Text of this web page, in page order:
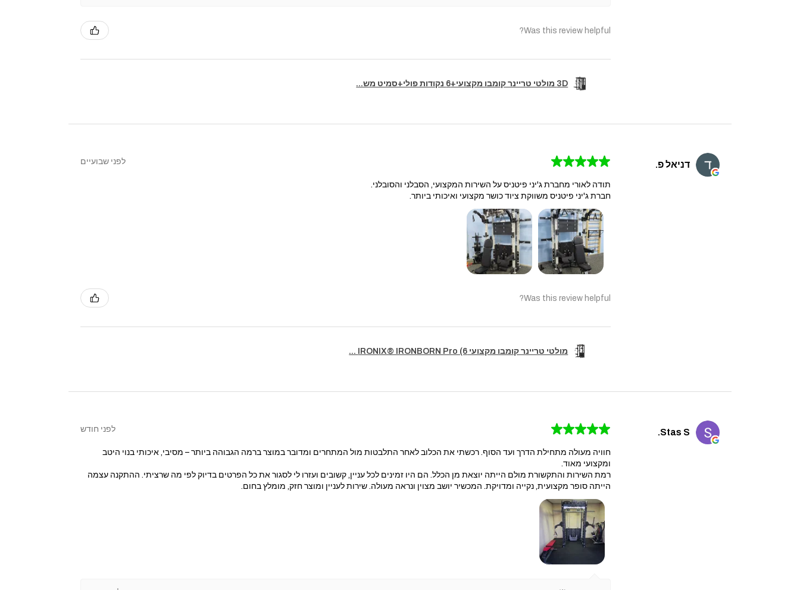
Was this review helpful?
3D מולטי טריינר קומבו מקצועי+6 נקודות פולי+סמיט מש...
דניאל פ. ★
★
★
★
★ לפני שבועיים
תודה לאורי מחברת ג'יני פיטניס על השירות המקצועי, הסבלני והסובלני.
חברת ג'יני פיטניס משווקת ציוד כושר מקצועי ואיכותי ביותר.
Was this review helpful?
מולטי טריינר קומבו מקצועי IRONIX® IRONBORN Pro (6 ...
Stas S.
★
★
★
★
★ לפני חודש
חוויה מעולה מתחילת הדרך ועד הסוף. רכשתי את הכלוב לאחר התלבטות מול המתחרים ומדובר במוצר ברמה הגבוהה ביותר – מסיבי, איכותי בנוי היטב
ומקצועי מאוד.
​רמת השירות והתקשורת מולם הייתה יוצאת מן הכלל. הם היו זמינים לכל עניין, קשובים ועזרו לי לסגור את כל הפרטים בדיוק לפי מה שרציתי. ההתקנה עצמה
הייתה סופר מקצועית, נקייה ומדויקת. המכשיר יושב מצוין ונראה מעולה. שירות לעניין ומוצר חזק, מומלץ בחום.